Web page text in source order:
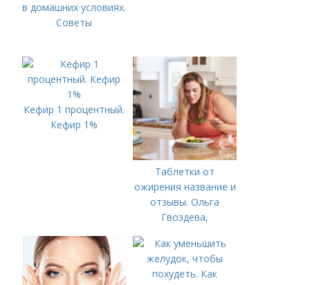
в домашних условиях.
Советы
Кефир 1 процентный.
Кефир 1%
Таблетки от
ожирения название и
отзывы. Ольга
Гвоздева,
Редактор А.
Герасимова